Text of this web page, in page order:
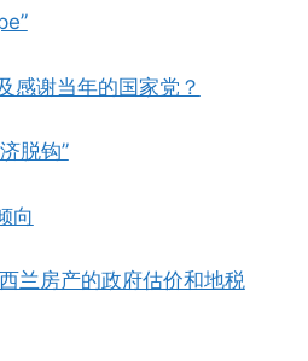
感谢当年的国家党？
脱钩”
向
兰房产的政府估价和地税